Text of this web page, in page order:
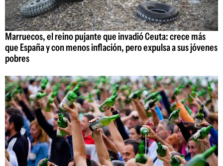
Marruecos, el reino pujante que invadió Ceuta: crece más
que España y con menos inflación, pero expulsa a sus jóvenes
pobres